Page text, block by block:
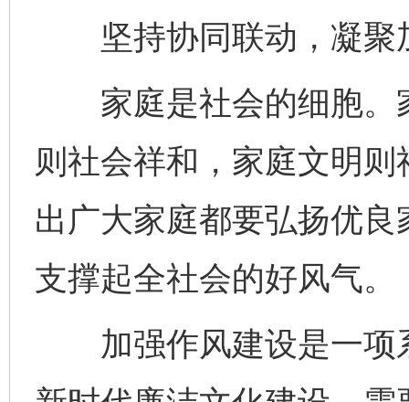
坚持协同联动，凝聚
家庭是社会的细胞。
则社会祥和，家庭文明
出广大家庭都要弘扬优
支撑起全社会的好风气。
加强作风建设是一项